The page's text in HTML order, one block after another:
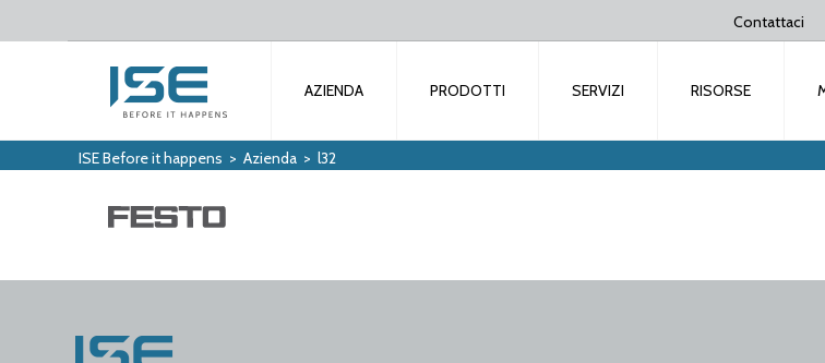
Contattaci
AZIENDA PRODOTTI SERVIZI RISORSE
ISE Before it happens > Azienda > l32